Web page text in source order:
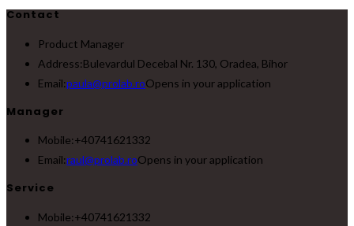
Contact
Product Manager
Address:Bulevardul Decebal Nr. 130, Oradea, Bihor
Email:paula@prolab.roOpens in your application
Manager
Mobile:+40741621332
Email:raul@prolab.roOpens in your application
Service
Mobile:+40741621332